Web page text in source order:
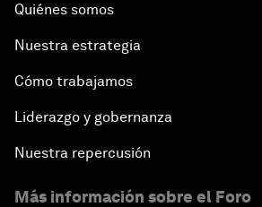
Quiénes somos
Nuestra estrategia
Cómo trabajamos
Liderazgo y gobernanza
Nuestra repercusión
Más información sobre el Foro